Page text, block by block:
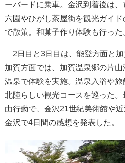
ーバードに乗車。金沢到着後は
六園やひがし茶屋街を観光ガイ
で散策。和菓子作り体験も行った
2日目と3日目は、能登方面と加
加賀方面では、加賀温泉郷の片
温泉で体験を実施。温泉入浴や
北陸らしい観光コースを巡った
由行動で、金沢21世紀美術館や
金沢で4日間の感想を発表した。